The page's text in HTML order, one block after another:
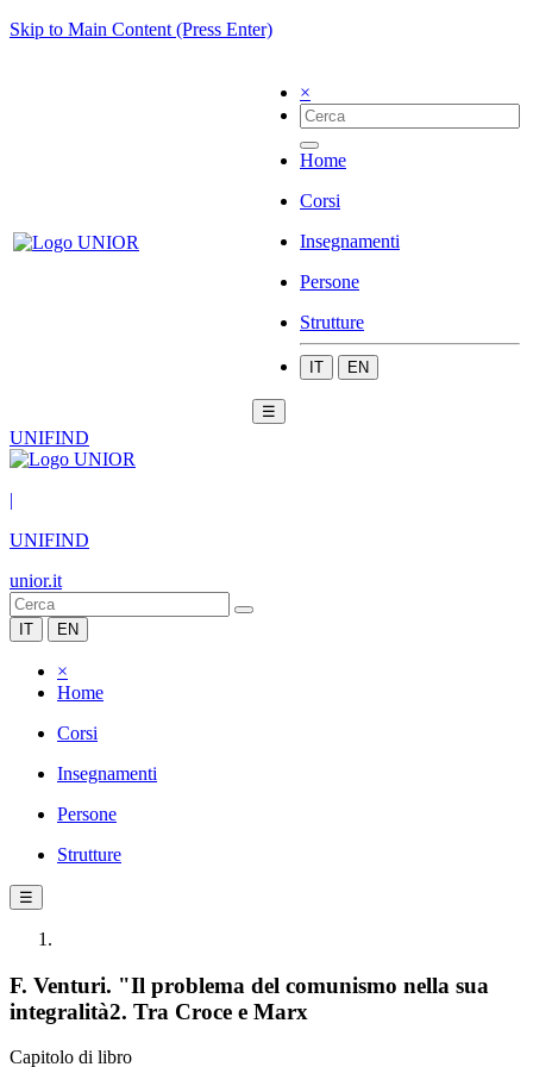
Skip to Main Content (Press Enter)
×
Home
Corsi
Insegnamenti
Persone
Strutture
IT EN
☰
UNIFIND
|
UNIFIND
unior.it
IT EN
×
Home
Corsi
Insegnamenti
Persone
Strutture
☰
F. Venturi. "Il problema del comunismo nella sua
integralità2. Tra Croce e Marx
Capitolo di libro